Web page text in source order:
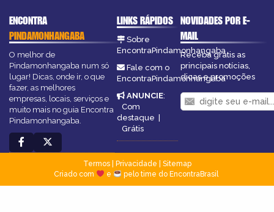
ENCONTRA
PINDAMONHANGABA
O melhor de
Pindamonhangaba num só
lugar! Dicas, onde ir, o que
fazer, as melhores
empresas, locais, serviços e
muito mais no guia Encontra
Pindamonhangaba.
LINKS RÁPIDOS
Sobre
EncontraPindamonhangaba
Fale com o
EncontraPindamonhangaba
ANUNCIE:
Com
destaque |
Grátis
NOVIDADES POR E-
MAIL
Receba grátis as
principais notícias,
dicas e promoções
Termos| Privacidade
Sitemap
Criado com
e pelo time do EncontraBrasil